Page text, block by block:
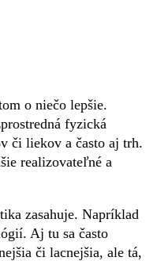
o niečo lepšie.
fyzická
či liekov a často aj trh.
realizovateľné a
zasahuje. Napríklad
Aj tu sa často
či lacnejšia, ale tá,